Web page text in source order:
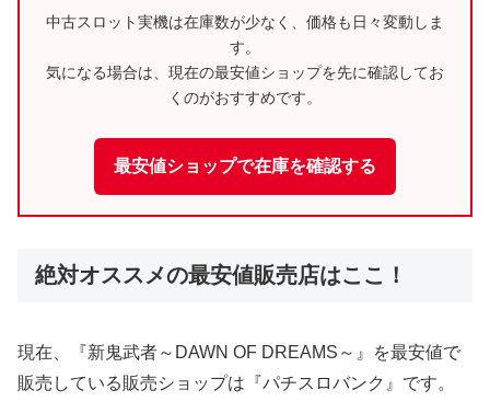
中古スロット実機は在庫数が少なく、価格も日々変動しま
す。
気になる場合は、現在の最安値ショップを先に確認してお
くのがおすすめです。
最安値ショップで在庫を確認する
絶対オススメの最安値販売店はここ！
現在、『新鬼武者～DAWN OF DREAMS～』を最安値で
販売している販売ショップは『パチスロバンク』です。